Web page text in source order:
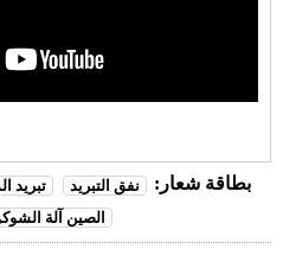
بطاقة شعار: نفق التبريد تبريد
الصين آلة